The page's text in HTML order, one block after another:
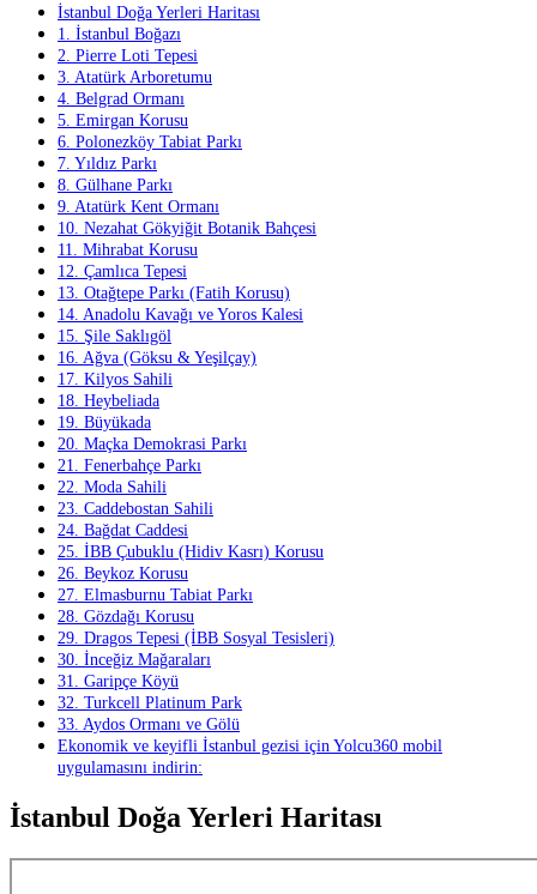
İstanbul Doğa Yerleri Haritası
1. İstanbul Boğazı
2. Pierre Loti Tepesi
3. Atatürk Arboretumu
4. Belgrad Ormanı
5. Emirgan Korusu
6. Polonezköy Tabiat Parkı
7. Yıldız Parkı
8. Gülhane Parkı
9. Atatürk Kent Ormanı
10. Nezahat Gökyiğit Botanik Bahçesi
11. Mihrabat Korusu
12. Çamlıca Tepesi
13. Otağtepe Parkı (Fatih Korusu)
14. Anadolu Kavağı ve Yoros Kalesi
15. Şile Saklıgöl
16. Ağva (Göksu & Yeşilçay)
17. Kilyos Sahili
18. Heybeliada
19. Büyükada
20. Maçka Demokrasi Parkı
21. Fenerbahçe Parkı
22. Moda Sahili
23. Caddebostan Sahili
24. Bağdat Caddesi
25. İBB Çubuklu (Hidiv Kasrı) Korusu
26. Beykoz Korusu
27. Elmasburnu Tabiat Parkı
28. Gözdağı Korusu
29. Dragos Tepesi (İBB Sosyal Tesisleri)
30. İnceğiz Mağaraları
31. Garipçe Köyü
32. Turkcell Platinum Park
33. Aydos Ormanı ve Gölü
Ekonomik ve keyifli İstanbul gezisi için Yolcu360 mobil
uygulamasını indirin:
İstanbul Doğa Yerleri Haritası